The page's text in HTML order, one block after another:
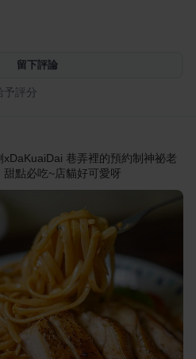
留下評論
予評分
xDaKuaiDai 巷弄裡的預約制神祕老
點必吃~店貓好可愛呀